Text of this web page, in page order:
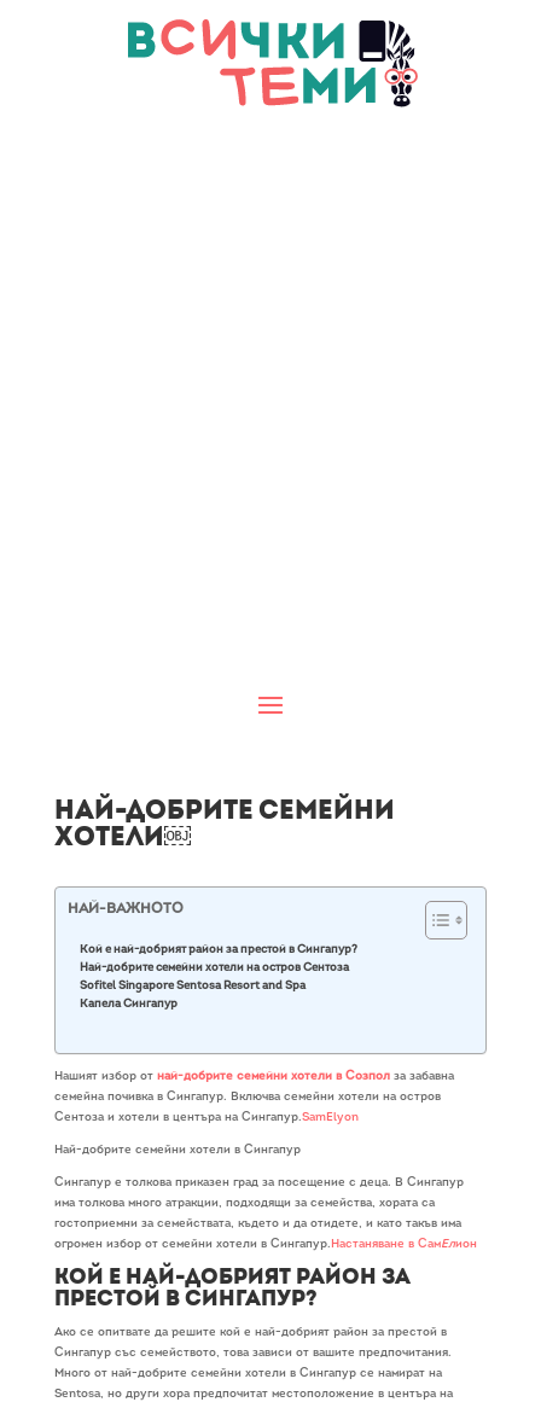
Най-добрите семейни
хотели￼
НАЙ-ВАЖНОТО
Кой е най-добрият район за престой в Сингапур?
Най-добрите семейни хотели на остров Сентоза
Sofitel Singapore Sentosa Resort and Spa
Капела Сингапур
Нашият избор от най-добрите семейни хотели в Созполза забавна
семейна почивка в Сингапур. Включва семейни хотели на остров
Сентоза и хотели в центъра на Сингапур.SamElyon
Най-добрите семейни хотели в Сингапур
Сингапур е толкова приказен град за посещение с деца. В Сингапур
има толкова много атракции, подходящи за семейства, хората са
гостоприемни за семействата, където и да отидете, и като такъв има
огромен избор от семейни хотели в Сингапур. Настаняване в СамЕлион
Кой е най-добрият район за
престой в Сингапур?
Ако се опитвате да решите кой е най-добрият район за престой в
Сингапур със семейството, това зависи от вашите предпочитания.
Много от най-добрите семейни хотели в Сингапур се намират на
Sentosa, но други хора предпочитат местоположение в центъра на